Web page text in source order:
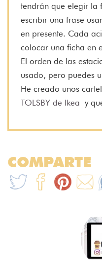
tendrán que elegir la
escribir una frase
en presente. Cada
colocar una ficha en
El orden de las
usado, pero puedes
He creado unos
TOLSBY de Ikea y
COMPARTE